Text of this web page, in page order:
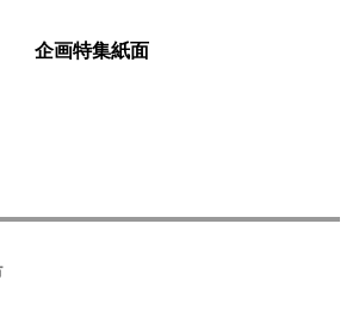
企画特集紙面